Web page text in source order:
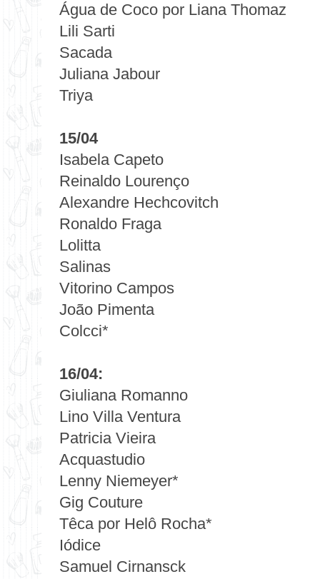
Água de Coco por Liana Thomaz
Lili Sarti
Sacada
Juliana Jabour
Triya
15/04
Isabela Capeto
Reinaldo Lourenço
Alexandre Hechcovitch
Ronaldo Fraga
Lolitta
Salinas
Vitorino Campos
João Pimenta
Colcci*
16/04:
Giuliana Romanno
Lino Villa Ventura
Patricia Vieira
Acquastudio
Lenny Niemeyer*
Gig Couture
Têca por Helô Rocha*
Iódice
Samuel Cirnansck